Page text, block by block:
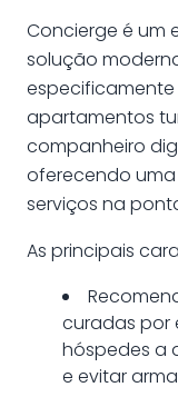
Concierge é um
solução
especificamente
apartamentos
companheiro
oferecendo
serviços na
As principais
curadas por
hóspedes a
e evitar